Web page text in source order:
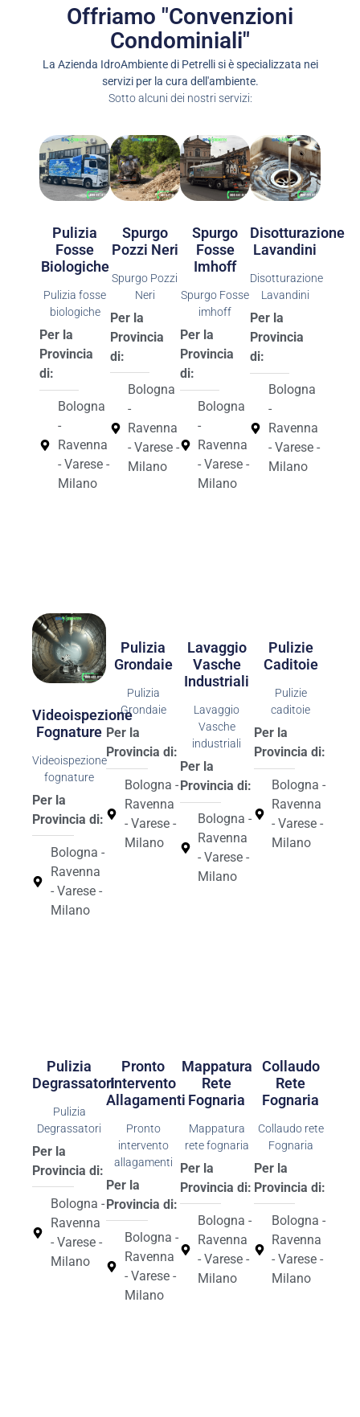
Offriamo "Convenzioni
Condominiali"
La Azienda IdroAmbiente di Petrelli si è specializzata nei
servizi per la cura dell'ambiente.
Sotto alcuni dei nostri servizi:
Pulizia
Fosse
Biologiche
Pulizia fosse
biologiche
Per la
Provincia
di:
Bologna
-
Ravenna
- Varese -
Milano
Spurgo
Pozzi Neri
Spurgo Pozzi
Neri
Per la
Provincia
di:
Bologna
-
Ravenna
- Varese -
Milano
Spurgo
Fosse
Imhoff
Spurgo Fosse
imhoff
Per la
Provincia
di:
Bologna
-
Ravenna
- Varese -
Milano
Disotturazione
Lavandini
Disotturazione
Lavandini
Per la
Provincia
di:
Bologna
-
Ravenna
- Varese -
Milano
Videoispezione
Fognature
Videoispezione
fognature
Per la
Provincia di:
Bologna -
Ravenna
- Varese -
Milano
Pulizia
Grondaie
Pulizia
Grondaie
Per la
Provincia di:
Bologna -
Ravenna
- Varese -
Milano
Lavaggio
Vasche
Industriali
Lavaggio
Vasche
industriali
Per la
Provincia di:
Bologna -
Ravenna
- Varese -
Milano
Pulizie
Caditoie
Pulizie
caditoie
Per la
Provincia di:
Bologna -
Ravenna
- Varese -
Milano
Pulizia
Degrassatori
Pulizia
Degrassatori
Per la
Provincia di:
Bologna -
Ravenna
- Varese -
Milano
Pronto
Intervento
Allagamenti
Pronto
intervento
allagamenti
Per la
Provincia di:
Bologna -
Ravenna
- Varese -
Milano
Mappatura
Rete
Fognaria
Mappatura
rete fognaria
Per la
Provincia di:
Bologna -
Ravenna
- Varese -
Milano
Collaudo
Rete
Fognaria
Collaudo rete
Fognaria
Per la
Provincia di:
Bologna -
Ravenna
- Varese -
Milano